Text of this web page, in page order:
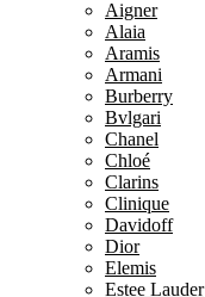
Aigner
Alaia
Aramis
Armani
Burberry
Bvlgari
Chanel
Chloé
Clarins
Clinique
Davidoff
Dior
Elemis
Estee Lauder